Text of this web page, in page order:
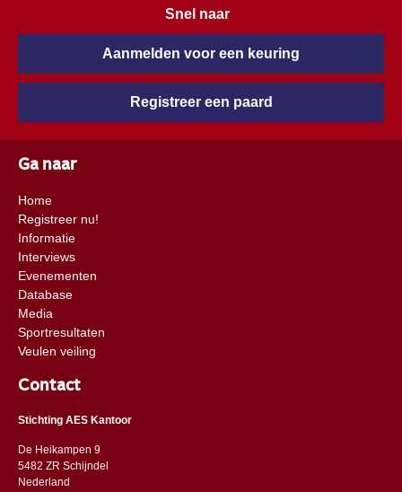
Snel naar
Aanmelden voor een keuring
Registreer een paard
Ga naar
Home
Registreer nu!
Informatie
Interviews
Evenementen
Database
Media
Sportresultaten
Veulen veiling
Contact
Stichting AES Kantoor
De Heikampen 9
5482 ZR Schijndel
​​Nederland